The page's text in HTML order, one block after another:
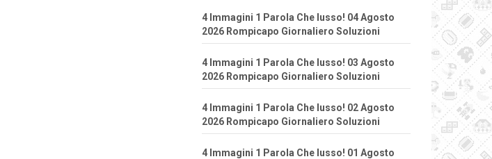
4 Immagini 1 Parola Che lusso! 04 Agosto
2026 Rompicapo Giornaliero Soluzioni
4 Immagini 1 Parola Che lusso! 03 Agosto
2026 Rompicapo Giornaliero Soluzioni
4 Immagini 1 Parola Che lusso! 02 Agosto
2026 Rompicapo Giornaliero Soluzioni
4 Immagini 1 Parola Che lusso! 01 Agosto